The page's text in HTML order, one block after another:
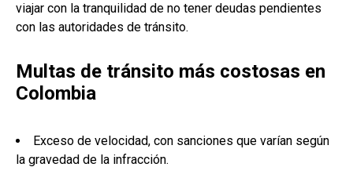
viajar con la tranquilidad de no tener deudas pendientes
con las autoridades de tránsito.
Multas de tránsito más costosas en
Colombia
Exceso de velocidad, con sanciones que varían según
la gravedad de la infracción.